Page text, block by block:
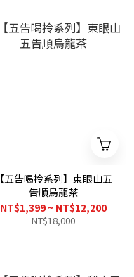
【五告喝拎系列】東眼山五
告順烏龍茶
NT$1,399 ~ NT$12,200
NT$18,000